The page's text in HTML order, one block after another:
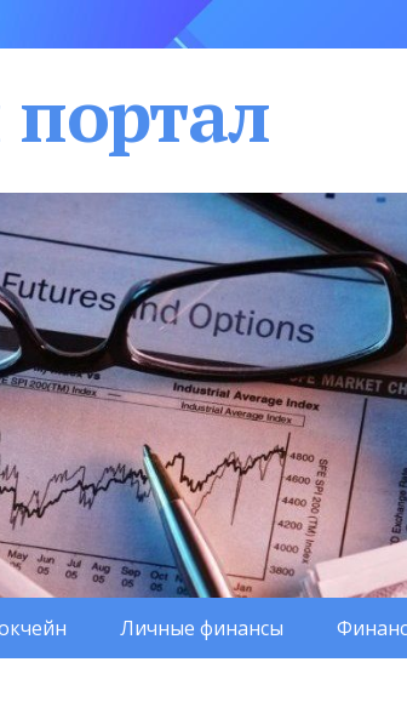
Личные финансы